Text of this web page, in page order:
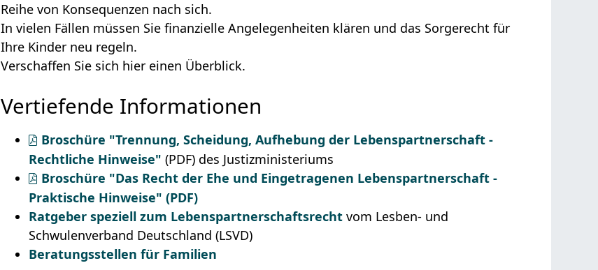
Reihe von Konsequenzen nach sich.
In vielen Fällen müssen Sie finanzielle Angelegenheiten klären und das Sorgerecht für
Ihre Kinder neu regeln.
Verschaffen Sie sich hier einen Überblick.
Vertiefende Informationen
Broschüre "Trennung, Scheidung, Aufhebung der Lebenspartnerschaft -
Rechtliche Hinweise"(PDF) des Justizministeriums
Broschüre "Das Recht der Ehe und Eingetragenen Lebenspartnerschaft -
Praktische Hinweise" (PDF)
Ratgeber speziell zum Lebenspartnerschaftsrecht vom Lesben- und
Schwulenverband Deutschland (LSVD)
Beratungsstellen für Familien